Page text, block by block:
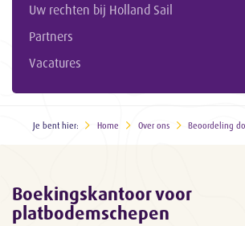
Uw rechten bij Holland Sail
Partners
Vacatures
Je bent hier: Home Over ons Beoordeling
Boekingskantoor voor
platbodemschepen